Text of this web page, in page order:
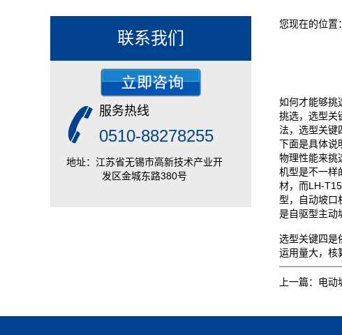
联系我们
服务热线
0510-88278255
地址：江苏省无锡市高新技术产业开
发区金城东路380号
您现在的位置
如何才能够挑
挑选，选型关
法，选型关键
下面是具体说
物理性能来挑
机型是不一样
材，而LH-
型，自动坡口
是自驱型主动
选型关键四是
运用量大，核
上一篇： 电动